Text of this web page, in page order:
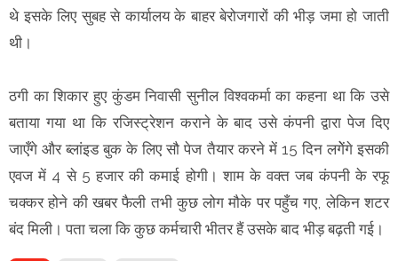
थे इसके लिए सुबह से कार्यालय के बाहर बेरोजगारों की भीड़ जमा हो जाती
थी।
ठगी का शिकार हुए कुंडम निवासी सुनील विश्वकर्मा का कहना था कि उसे
बताया गया था कि रजिस्ट्रेशन कराने के बाद उसे कंपनी द्वारा पेज दिए
जाएँगे और ब्लांइड बुक के लिए सौ पेज तैयार करने में 15 दिन लगेेंगे इसकी
एवज में 4 से 5 हजार की कमाई होगी। शाम के वक्त जब कंपनी के रफू
चक्कर होने की खबर फैली तभी कुछ लोग मौके पर पहुँच गए, लेकिन शटर
बंद मिली। पता चला कि कुछ कर्मचारी भीतर हैं उसके बाद भीड़ बढ़ती गई।